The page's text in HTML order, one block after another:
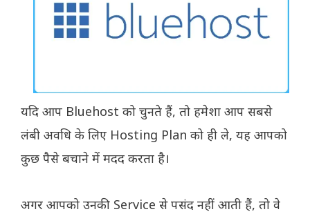
यदि आप Bluehost को चुनते हैं, तो हमेशा आप सबसे
लंबी अवधि के लिए Hosting Plan को ही ले, यह आपको
कुछ पैसे बचाने में मदद करता है।
अगर आपको उनकी Service से पसंद नहीं आती हैं, तो वे